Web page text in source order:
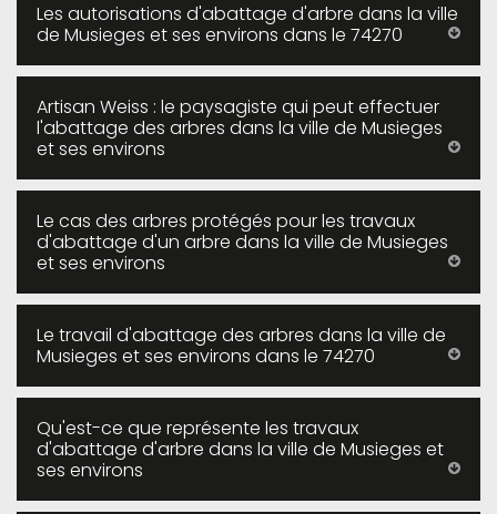
Les autorisations d'abattage d'arbre dans la ville
de Musieges et ses environs dans le 74270
Artisan Weiss : le paysagiste qui peut effectuer
l'abattage des arbres dans la ville de Musieges
et ses environs
Le cas des arbres protégés pour les travaux
d'abattage d'un arbre dans la ville de Musieges
et ses environs
Le travail d'abattage des arbres dans la ville de
Musieges et ses environs dans le 74270
Qu'est-ce que représente les travaux
d'abattage d'arbre dans la ville de Musieges et
ses environs